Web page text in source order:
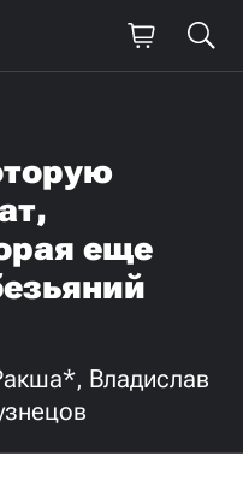
еще
Владислав